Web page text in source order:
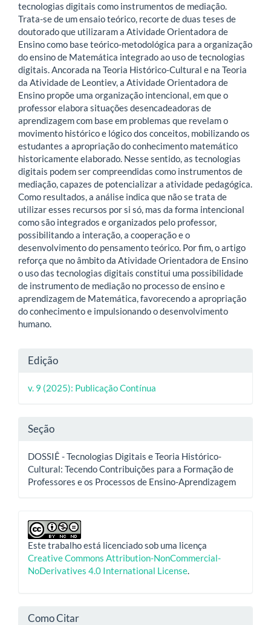
tecnologias digitais como instrumentos de mediação.
Trata-se de um ensaio teórico, recorte de duas teses de
doutorado que utilizaram a Atividade Orientadora de
Ensino como base teórico-metodológica para a organização
do ensino de Matemática integrado ao uso de tecnologias
digitais. Ancorada na Teoria Histórico-Cultural e na Teoria
da Atividade de Leontiev, a Atividade Orientadora de
Ensino propõe uma organização intencional, em que o
professor elabora situações desencadeadoras de
aprendizagem com base em problemas que revelam o
movimento histórico e lógico dos conceitos, mobilizando os
estudantes a apropriação do conhecimento matemático
historicamente elaborado. Nesse sentido, as tecnologias
digitais podem ser compreendidas como instrumentos de
mediação, capazes de potencializar a atividade pedagógica.
Como resultados, a análise indica que não se trata de
utilizar esses recursos por si só, mas da forma intencional
como são integrados e organizados pelo professor,
possibilitando a interação, a cooperação e o
desenvolvimento do pensamento teórico. Por fim, o artigo
reforça que no âmbito da Atividade Orientadora de Ensino
o uso das tecnologias digitais constitui uma possibilidade
de instrumento de mediação no processo de ensino e
aprendizagem de Matemática, favorecendo a apropriação
do conhecimento e impulsionando o desenvolvimento
humano.
Detalhes
do
artigo
Edição
v. 9 (2025): Publicação Contínua
Seção
DOSSIÊ - Tecnologias Digitais e Teoria Histórico-
Cultural: Tecendo Contribuições para a Formação de
Professores e os Processos de Ensino-Aprendizagem
Este trabalho está licenciado sob uma licença
Creative Commons Attribution-NonCommercial-
NoDerivatives 4.0 International License.
Como Citar